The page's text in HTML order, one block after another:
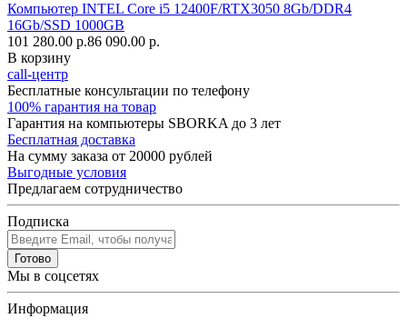
Компьютер INTEL Core i5 12400F/RTX3050 8Gb/DDR4
16Gb/SSD 1000GB
101 280.00 р.86 090.00 р.
В корзину
call-центр
Бесплатные консультации по телефону
100% гарантия на товар
Гарантия на компьютеры SBORKA до 3 лет
Бесплатная доставка
На сумму заказа от 20000 рублей
Выгодные условия
Предлагаем сотрудничество
Подписка
Готово
Мы в соцсетях
Информация